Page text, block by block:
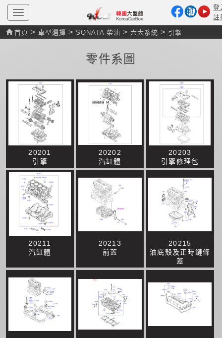
T
o
g
g
i
登
註
首頁 > 車型選擇 > SONATA 柴油 > 六大系統 > 引擎
零件系圖
20201
引擎
20202
汽缸體
20203
引擎修理包
20211
汽缸體
20213
前蓋
20215
油底殼及正時鏈條
蓋